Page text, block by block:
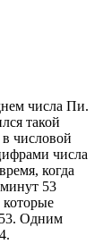
числа Пи.
такой
числовой
числа
когда
53
Одним